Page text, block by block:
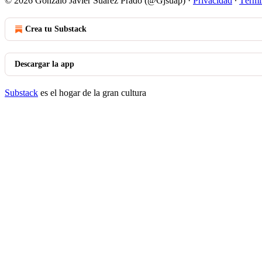
Crea tu Substack
Descargar la app
Substack es el hogar de la gran cultura